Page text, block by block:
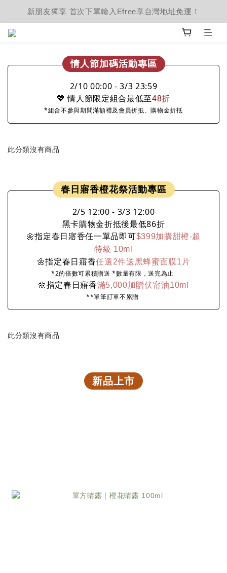
新朋友獨享 首次下單輸入Efree享台灣地址免運！
情人節加碼活動專區
2/10 00:00 - 3/3 23:59
💖情人節限定組合最低至48折
*組合不參與期間滿額禮及會員折抵、購物金折抵
此分類沒有商品
春日寤香橙花祭活動專區
2/5 12:00 - 3/3 12:00
黑卡購物金折抵後最低86折
🌼指定春日寤香任一單品即可$399加購甜橙-超
特級 10ml
🌼指定春日寤香任選2件送黑蜂蜜面膜1片
*2的倍數可累積贈送 *數量有限，送完為止
🌼指定春日寤香滿5,000加贈伏甯油10ml
**單筆訂單不累贈
此分類沒有商品
新品上市